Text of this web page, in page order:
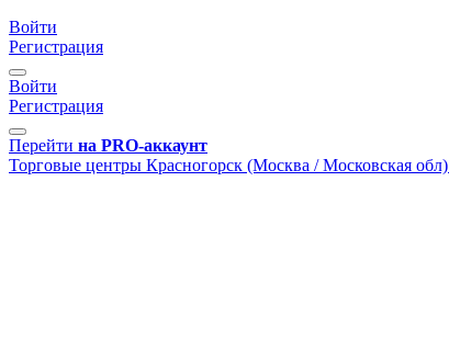
Войти
Регистрация
Войти
Регистрация
Перейти на PRO-аккаунт
Торговые центры Красногорск (Москва / Московская обл)